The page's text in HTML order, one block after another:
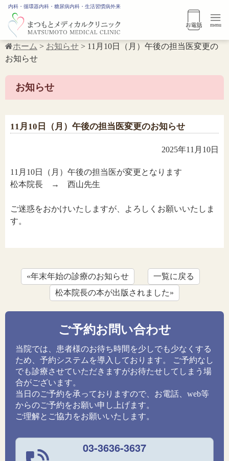
内科・循環器内科・糖尿病内科・生活習慣病外来
menu
ホーム > お知らせ > 11月10日（月）午後の担当医変更の
お知らせ
お知らせ
11月10日（月）午後の担当医変更のお知らせ
2025年11月10日
11月10日（月）午後の担当医が変更となります
松本院長 → 西山先生
ご迷惑をおかけいたしますが、よろしくお願いいたしま
す。
«年末年始の診療のお知らせ
一覧に戻る
松本院長の本が出版されました»
ご予約お問い合わせ
当院では、患者様のお待ち時間を少しでも少なくする
ため、予約システムを導入しております。 ご予約なし
でも診療させていただきますがお待たせしてしまう場
合がございます。
当日のご予約を承っておりますので、お電話、web等
からのご予約をお願い申し上げます。
ご理解とご協力をお願いいたします。
03-3636-3637